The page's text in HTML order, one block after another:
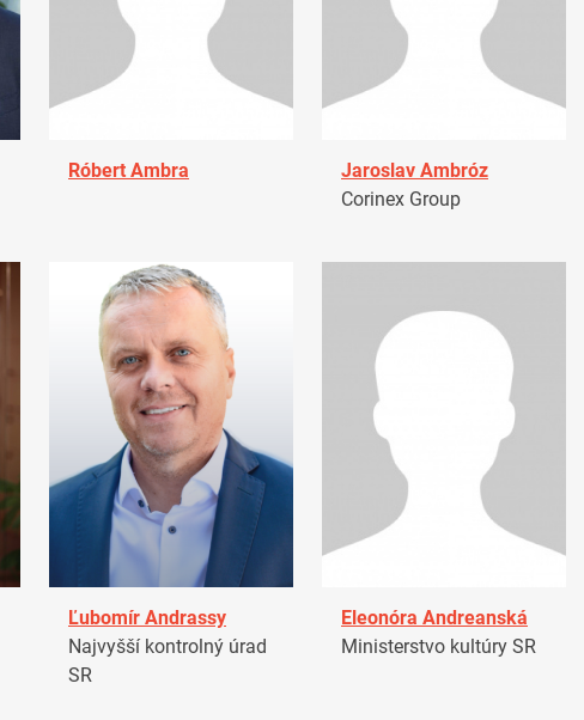
Róbert Ambra
Jaroslav Ambróz
Corinex Group
Ľubomír Andrassy
Najvyšší kontrolný úrad
SR
Eleonóra Andreanská
Ministerstvo kultúry SR